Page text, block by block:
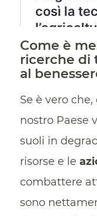
Come è
ricerche di
al
Se è vero
nostro Paese
suoli in
risorse e le
combattere
sono